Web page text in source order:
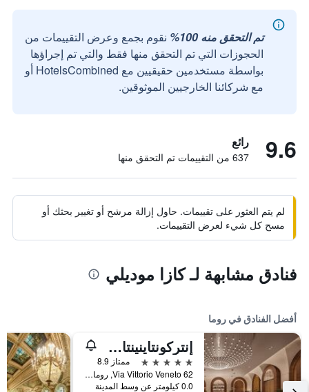
تم التحقق منه 100%
نقوم بجمع وعرض التقييمات من
الحجوزات التي تم التحقق منها فقط والتي تم إجراؤها
بواسطة مستخدمين حقيقيين مع HotelsCombined أو
مع شركائنا الخارجيين الموثوقين.
9.6 رائع
637 من التقييمات تم التحقق منها
لم يتم العثور على تقييمات. حاول إزالة مرشح أو تغيير بحثك أو
مسح كل شيء لعرض التقييمات.
فنادق مشابهة لـ كازا موديلي
أفضل الفنادق في روما
إنتركونتاينينتال روم أمباسشياتوري بالاس باي آيتش جي
5 نجوم
ممتاز 8.9
Via Vittorio Veneto 62, روما, إيطاليا
0.0 كيلومتر عن وسط المدينة